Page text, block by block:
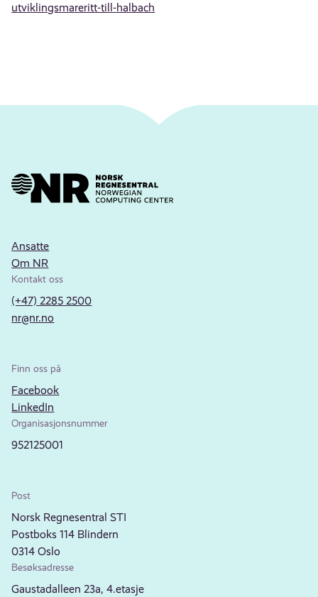
utviklingsmareritt-till-halbach
Ansatte
Om NR
Kontakt oss
(+47) 2285 2500
nr@nr.no
Finn oss på
Facebook
LinkedIn
Organisasjonsnummer
952125001
Post
Norsk Regnesentral STI
Postboks 114 Blindern
0314 Oslo
Besøksadresse
Gaustadalleen 23a, 4.etasje